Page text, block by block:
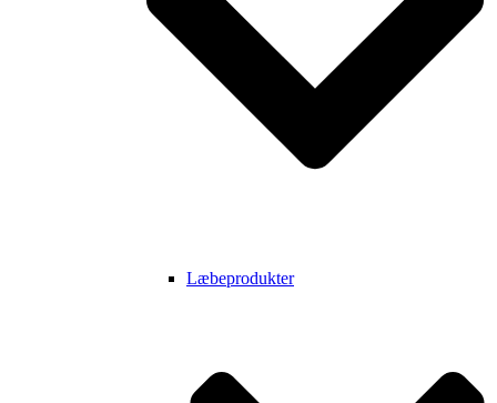
Læbeprodukter